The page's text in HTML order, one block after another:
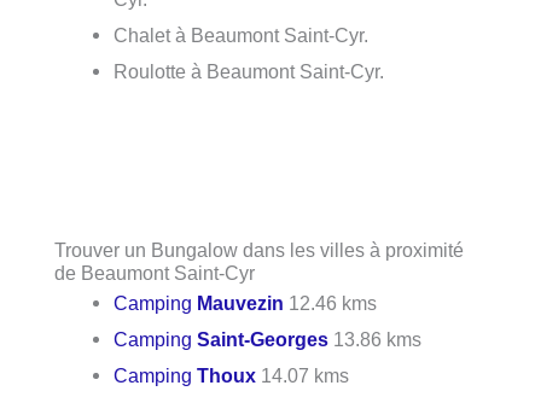
Chalet à Beaumont Saint-Cyr.
Roulotte à Beaumont Saint-Cyr.
Trouver un Bungalow dans les villes à proximité
de Beaumont Saint-Cyr
Camping Mauvezin 12.46 kms
CampingSaint-Georges 13.86 kms
CampingThoux 14.07 kms